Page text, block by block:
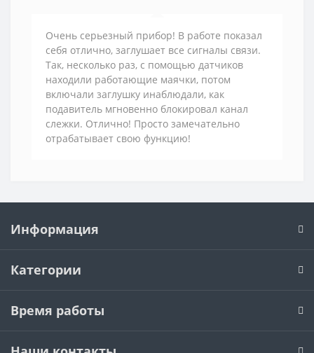
Очень серьезный прибор! В работе показал
себя отлично, заглушает все сигналы связи.
Так, несколько раз, с помощью датчиков
находили работающие маячки, потом
включали заглушку инаблюдали, как
подавитель мгновенно блокировал канал
слежки. Отлично! Просто замечательно
отрабатывает свою функцию!
Информация
Категории
Время работы